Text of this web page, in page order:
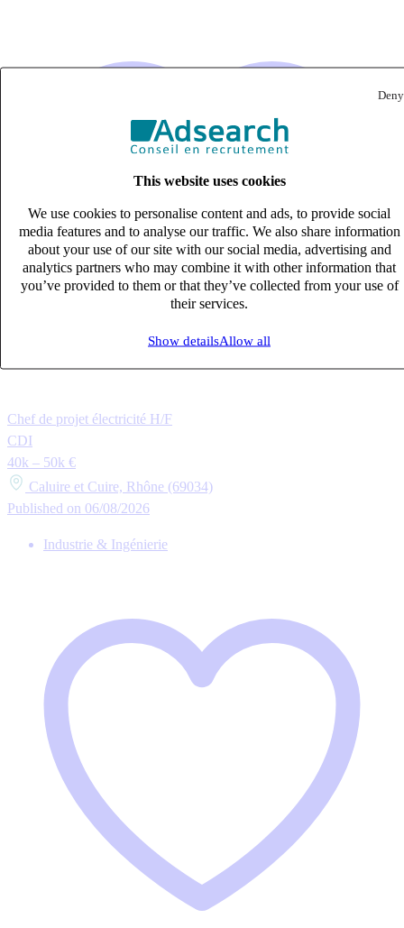
Deny
This website uses cookies
We use cookies to personalise content and ads, to provide social
media features and to analyse our traffic. We also share information
about your use of our site with our social media, advertising and
analytics partners who may combine it with other information that
you’ve provided to them or that they’ve collected from your use of
their services.
Show detailsAllow all
Chef de projet électricité H/F
CDI
40k – 50k €
Caluire et Cuire, Rhône (69034)
Published on 06/08/2026
Industrie & Ingénierie